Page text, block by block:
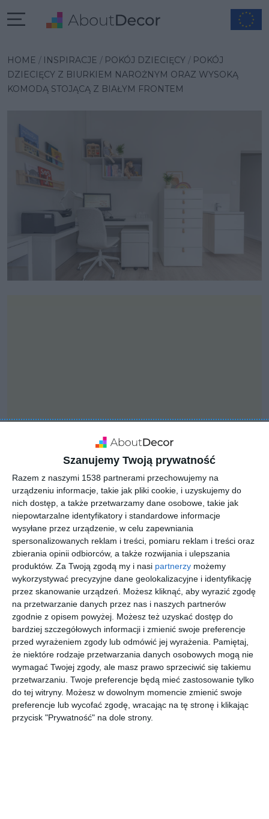
Szanujemy Twoją prywatność
Razem z naszymi 1538 partnerami przechowujemy na
urządzeniu informacje, takie jak pliki cookie, i uzyskujemy do
nich dostęp, a także przetwarzamy dane osobowe, takie jak
niepowtarzalne identyfikatory i standardowe informacje
wysyłane przez urządzenie, w celu zapewniania
spersonalizowanych reklam i treści, pomiaru reklam i treści oraz
zbierania opinii odbiorców, a także rozwijania i ulepszania
produktów. Za Twoją zgodą my i nasi partnerzy możemy
wykorzystywać precyzyjne dane geolokalizacyjne i identyfikację
przez skanowanie urządzeń. Możesz kliknąć, aby wyrazić zgodę
na przetwarzanie danych przez nas i naszych partnerów
zgodnie z opisem powyżej. Możesz też uzyskać dostęp do
bardziej szczegółowych informacji i zmienić swoje preferencje
przed wyrażeniem zgody lub odmówić jej wyrażenia.
Pamiętaj,
że niektóre rodzaje przetwarzania danych osobowych mogą nie
wymagać Twojej zgody, ale masz prawo sprzeciwić się takiemu
przetwarzaniu. Twoje preferencje będą mieć zastosowanie tylko
do tej witryny. Możesz w dowolnym momencie zmienić swoje
preferencje lub wycofać zgodę, wracając na tę stronę i klikając
przycisk "Prywatność" na dole strony.
HOME INSPIRACJE POKÓJ DZIECIĘCY
POKÓJ
DZIECIĘCY Z BIURKIEM NAROŻNYM ORAZ WYSOKĄ
KOMODĄ STOJĄCĄ Z BIAŁYM FRONTEM
INSPIRACJA
Pokój dziecięcy z
biurkiem narożnym oraz
wysoką komodą stojącą
z białym frontem
Aranżacja pokoju dziecięcego z biurkiem narożnym oraz
wysoką komodą stojącą z białym frontem.
AUTOR:Decoroom
DODAJ DO ULUBIONYCH
UDOSTĘPNIJ
Pozostałe zdjęcia w projekcie:Gabinet terapeutyczny
odzwierciedlający pokój dziecięcy